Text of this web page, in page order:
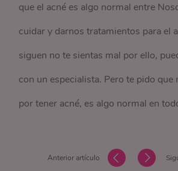
que el acné es algo normal entre
cuidar y darnos tratamientos para el
siguen no te sientas mal por ello,
con un especialista. Pero te pido que
por tener acné, es algo normal en
Anterior artículo